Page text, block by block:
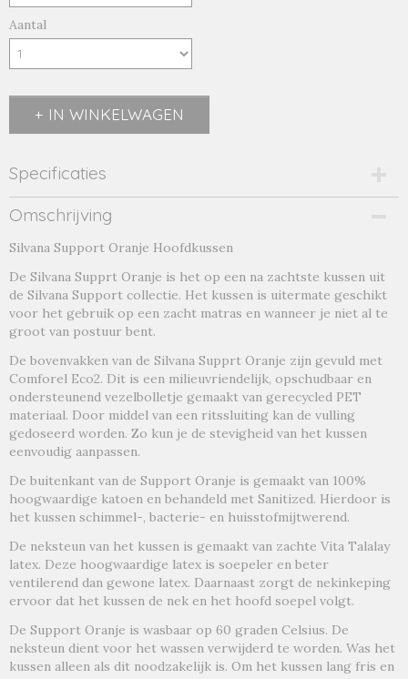
Aantal
IN WINKELWAGEN
Specificaties
Productcode
oranje-19156
Productcode leverancier
Omschrijving
Silvana Support Oranje Hoofdkussen
De Silvana Supprt Oranje is het op een na zachtste kussen uit
de Silvana Support collectie. Het kussen is uitermate geschikt
voor het gebruik op een zacht matras en wanneer je niet al te
groot van postuur bent.
De bovenvakken van de Silvana Supprt Oranje zijn gevuld met
Comforel Eco2. Dit is een milieuvriendelijk, opschudbaar en
ondersteunend vezelbolletje gemaakt van gerecycled PET
materiaal. Door middel van een ritssluiting kan de vulling
gedoseerd worden. Zo kun je de stevigheid van het kussen
eenvoudig aanpassen.
De buitenkant van de Support Oranje is gemaakt van 100%
hoogwaardige katoen en behandeld met Sanitized. Hierdoor is
het kussen schimmel-, bacterie- en huisstofmijtwerend.
De neksteun van het kussen is gemaakt van zachte Vita Talalay
latex. Deze hoogwaardige latex is soepeler en beter
ventilerend dan gewone latex. Daarnaast zorgt de nekinkeping
ervoor dat het kussen de nek en het hoofd soepel volgt.
De Support Oranje is wasbaar op 60 graden Celsius. De
neksteun dient voor het wassen verwijderd te worden. Was het
kussen alleen als dit noodzakelijk is. Om het kussen lang fris en